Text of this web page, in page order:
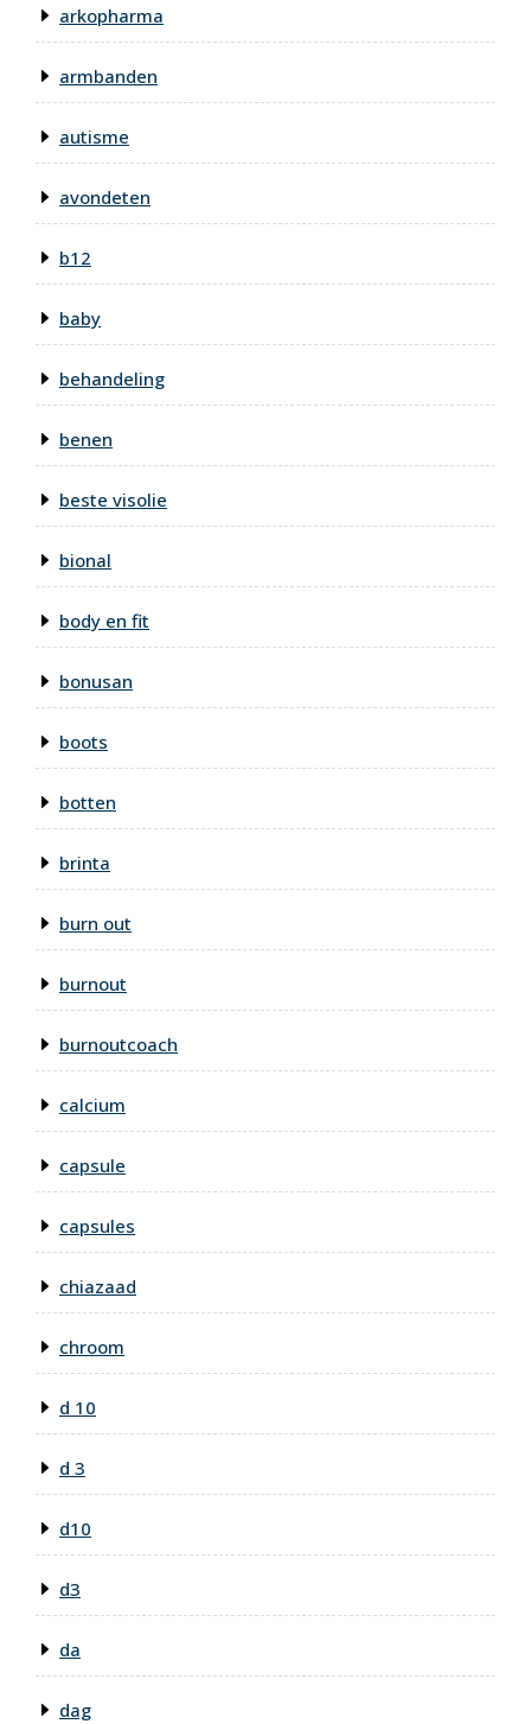
arkopharma
armbanden
autisme
avondeten
b12
baby
behandeling
benen
beste visolie
bional
body en fit
bonusan
boots
botten
brinta
burn out
burnout
burnoutcoach
calcium
capsule
capsules
chiazaad
chroom
d 10
d 3
d10
d3
da
dag